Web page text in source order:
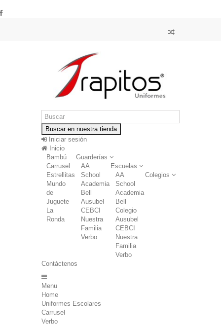
Buscar en nuestra tienda
Iniciar sesión
Inicio
Guarderías
Bambú
Carrusel
Estrellitas
Mundo
de
Juguete
La
Ronda
Escuelas
AA
School
Academia
Bell
Ausubel
CEBCI
Nuestra
Familia
Verbo
Colegios
AA
School
Academia
Bell
Colegio
Ausubel
CEBCI
Nuestra
Familia
Verbo
Contáctenos
Menu
Home
Uniformes Escolares
Carrusel
Verbo